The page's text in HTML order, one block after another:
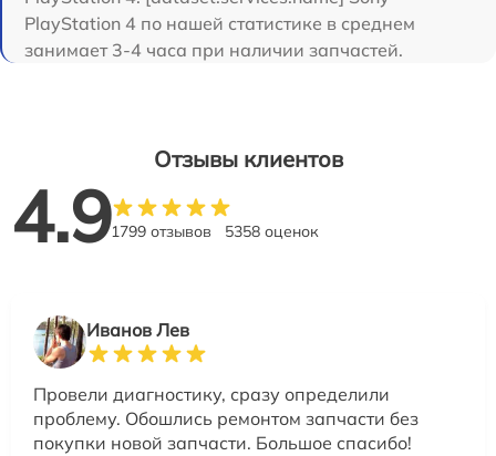
PlayStation 4 по нашей статистике в среднем
занимает 3-4 часа при наличии запчастей.
Отзывы клиентов
4.91799 отзывов 5358 оценок
Иванов Лев
Провели диагностику, сразу определили
проблему. Обошлись ремонтом запчасти без
покупки новой запчасти. Большое спасибо!